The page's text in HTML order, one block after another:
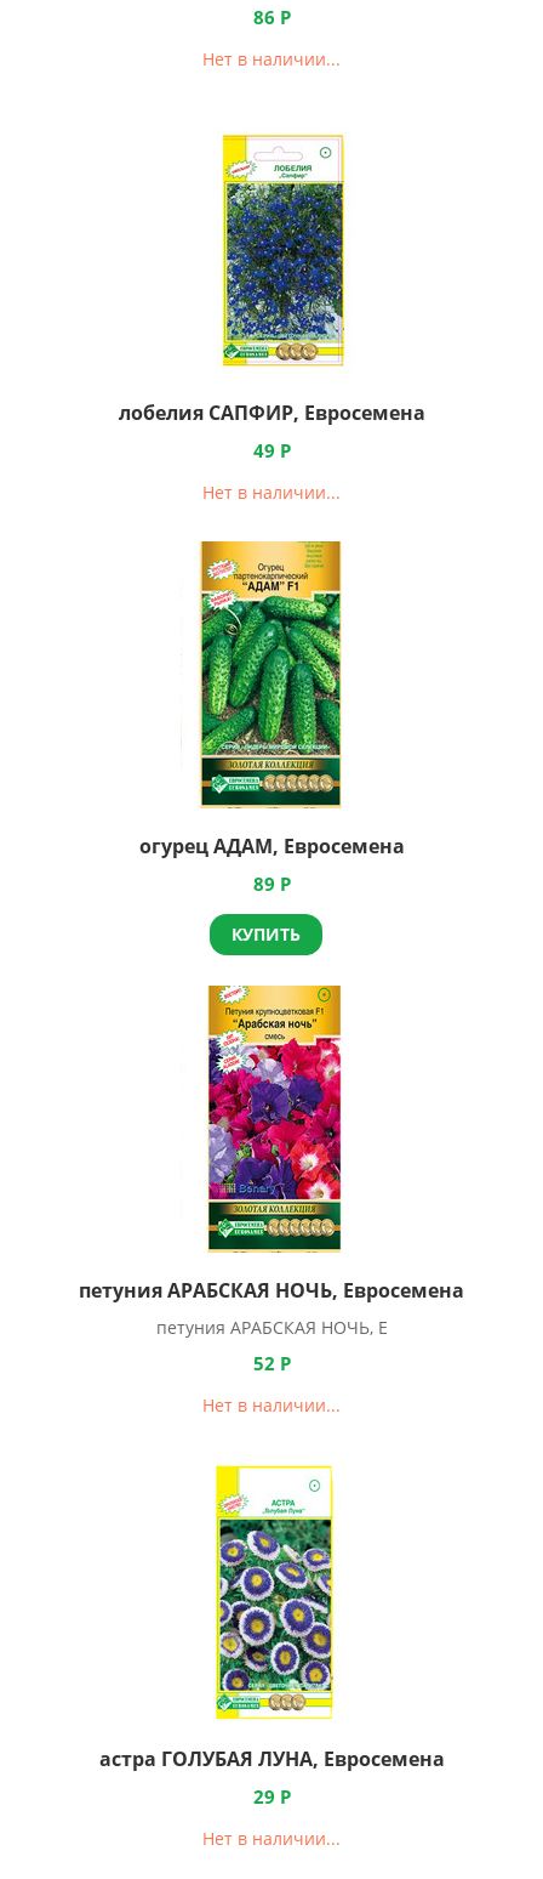
86 Р
Нет в наличии...
лобелия САПФИР, Евросемена
49 Р
Нет в наличии...
огурец АДАМ, Евросемена
89 Р
КУПИТЬ
петуния АРАБСКАЯ НОЧЬ, Евросемена
петуния АРАБСКАЯ НОЧЬ, Е
52 Р
Нет в наличии...
астра ГОЛУБАЯ ЛУНА, Евросемена
29 Р
Нет в наличии...